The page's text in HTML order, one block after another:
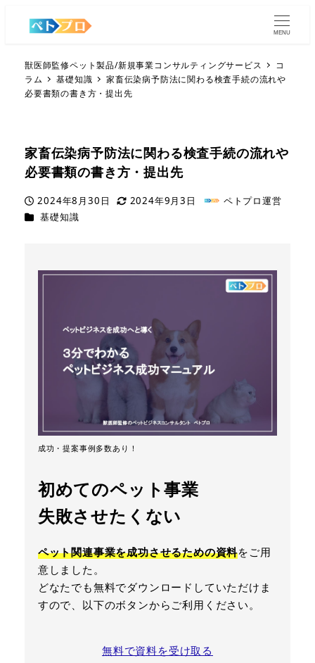
MENU
獣医師監修ペット製品/新規事業コンサルティングサービス
コ
ラム
基礎知識
家畜伝染病予防法に関わる検査手続の流れや
必要書類の書き方・提出先
家畜伝染病予防法に関わる検査手続の流れや
必要書類の書き方・提出先
投稿日
2024年8月30日
更新日
2024年9月3日
ペトプロ運営
カテゴリー
基礎知識
初めてのペット事業
失敗させたくない
ペット関連事業を成功させるための資料をご用
意しました。
どなたでも無料でダウンロードしていただけま
すので、以下のボタンからご利用ください。
無料で資料を受け取る
成功・提案事例多数あり！